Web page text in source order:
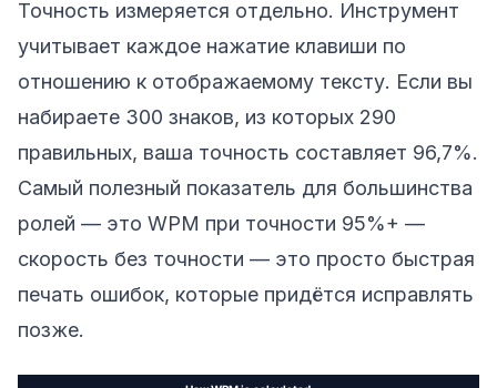
Точность измеряется отдельно. Инструмент
учитывает каждое нажатие клавиши по
отношению к отображаемому тексту. Если вы
набираете 300 знаков, из которых 290
правильных, ваша точность составляет 96,7%.
Самый полезный показатель для большинства
ролей — это WPM при точности 95%+ —
скорость без точности — это просто быстрая
печать ошибок, которые придётся исправлять
позже.